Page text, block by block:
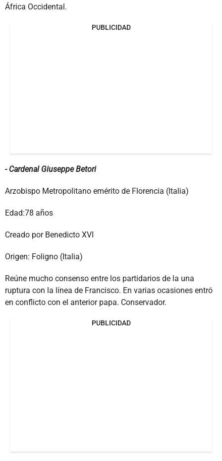
África Occidental.
PUBLICIDAD
- Cardenal Giuseppe Betori
Arzobispo Metropolitano emérito de Florencia (Italia)
Edad:78 años
Creado por Benedicto XVI
Origen: Foligno (Italia)
Reúne mucho consenso entre los partidarios de la una
ruptura con la línea de Francisco. En varias ocasiones entró
en conflicto con el anterior papa. Conservador.
PUBLICIDAD